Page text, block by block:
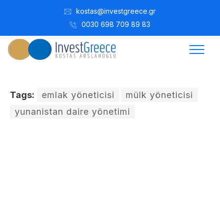
kostas@investgreece.gr
0030 698 709 89 83
Tags: emlak yöneticisi
mülk yöneticisi
yunanistan daire yönetimi